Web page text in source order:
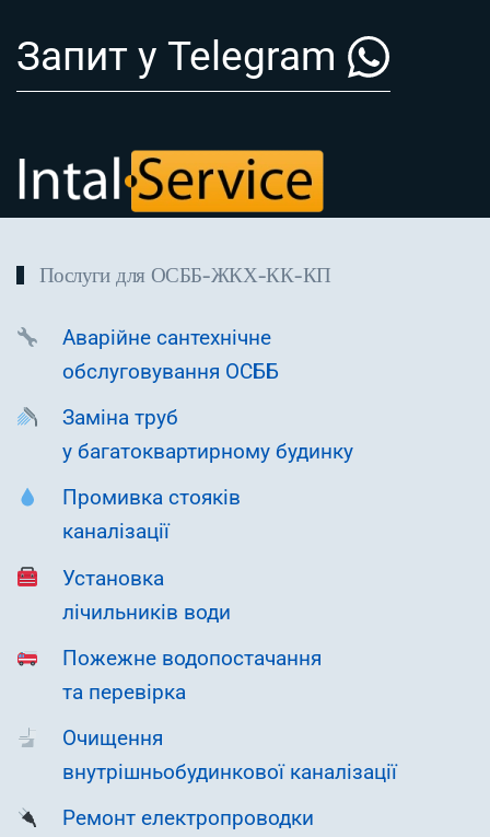
Запит у Telegram
Послуги для ОСББ-ЖКХ-КК-КП
Аварійне сантехнічне
обслуговування ОСББ
Заміна труб
у багатоквартирному будинку
Промивка стояків
каналізації
Установка
лічильників води
Пожежне водопостачання
та перевірка
Очищення
внутрішньобудинкової каналізації
Ремонт електропроводки